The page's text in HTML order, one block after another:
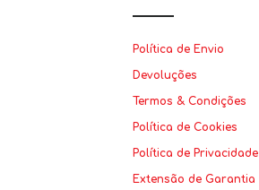
Política de Envio
Devoluções
Termos & Condições
Política de Cookies
Política de Privacidade
Extensão de Garantia